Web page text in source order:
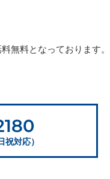
料となっております
対応）